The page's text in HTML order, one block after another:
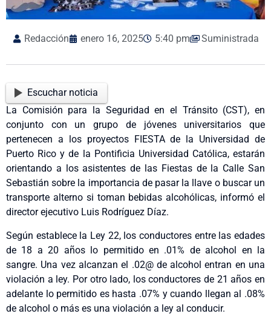
Redacción enero 16, 2025 5:40 pm Suministrada
Escuchar noticia
La Comisión para la Seguridad en el Tránsito (CST), en
conjunto con un grupo de jóvenes universitarios que
pertenecen a los proyectos FIESTA de la Universidad de
Puerto Rico y de la Pontificia Universidad Católica, estarán
orientando a los asistentes de las Fiestas de la Calle San
Sebastián sobre la importancia de pasar la llave o buscar un
transporte alterno si toman bebidas alcohólicas, informó el
director ejecutivo Luis Rodríguez Díaz.
Según establece la Ley 22, los conductores entre las edades
de 18 a 20 años lo permitido en .01% de alcohol en la
sangre. Una vez alcanzan el .02@ de alcohol entran en una
violación a ley. Por otro lado, los conductores de 21 años en
adelante lo permitido es hasta .07% y cuando llegan al .08%
de alcohol o más es una violación a ley al conducir.